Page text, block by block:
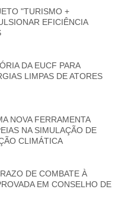
"TURISMO +
EFICIÊNCIA
DA EUCF PARA
LIMPAS DE ATORES
NOVA FERRAMENTA
NA SIMULAÇÃO DE
CLIMÁTICA
DE COMBATE À
EM CONSELHO DE